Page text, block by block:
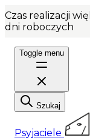
Czas realizacji
dni roboczych
Toggle menu
Szukaj
Psyjaciele